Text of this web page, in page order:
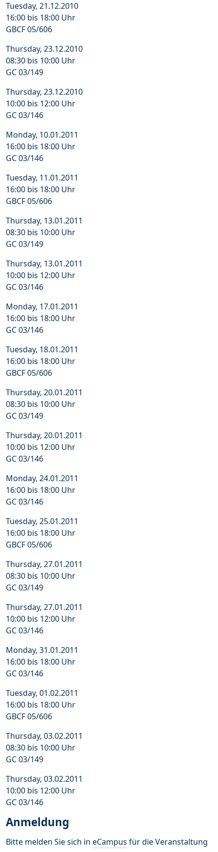
Tuesday, 21.12.2010
16:00 bis 18:00 Uhr
GBCF 05/606
Thursday, 23.12.2010
08:30 bis 10:00 Uhr
GC 03/149
Thursday, 23.12.2010
10:00 bis 12:00 Uhr
GC 03/146
Monday, 10.01.2011
16:00 bis 18:00 Uhr
GC 03/146
Tuesday, 11.01.2011
16:00 bis 18:00 Uhr
GBCF 05/606
Thursday, 13.01.2011
08:30 bis 10:00 Uhr
GC 03/149
Thursday, 13.01.2011
10:00 bis 12:00 Uhr
GC 03/146
Monday, 17.01.2011
16:00 bis 18:00 Uhr
GC 03/146
Tuesday, 18.01.2011
16:00 bis 18:00 Uhr
GBCF 05/606
Thursday, 20.01.2011
08:30 bis 10:00 Uhr
GC 03/149
Thursday, 20.01.2011
10:00 bis 12:00 Uhr
GC 03/146
Monday, 24.01.2011
16:00 bis 18:00 Uhr
GC 03/146
Tuesday, 25.01.2011
16:00 bis 18:00 Uhr
GBCF 05/606
Thursday, 27.01.2011
08:30 bis 10:00 Uhr
GC 03/149
Thursday, 27.01.2011
10:00 bis 12:00 Uhr
GC 03/146
Monday, 31.01.2011
16:00 bis 18:00 Uhr
GC 03/146
Tuesday, 01.02.2011
16:00 bis 18:00 Uhr
GBCF 05/606
Thursday, 03.02.2011
08:30 bis 10:00 Uhr
GC 03/149
Thursday, 03.02.2011
10:00 bis 12:00 Uhr
GC 03/146
Anmeldung
Bitte melden Sie sich in eCampus für die Veranstaltung